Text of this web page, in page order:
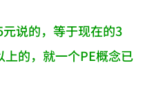
说的，等于现在的3
的，就一个PE概念已